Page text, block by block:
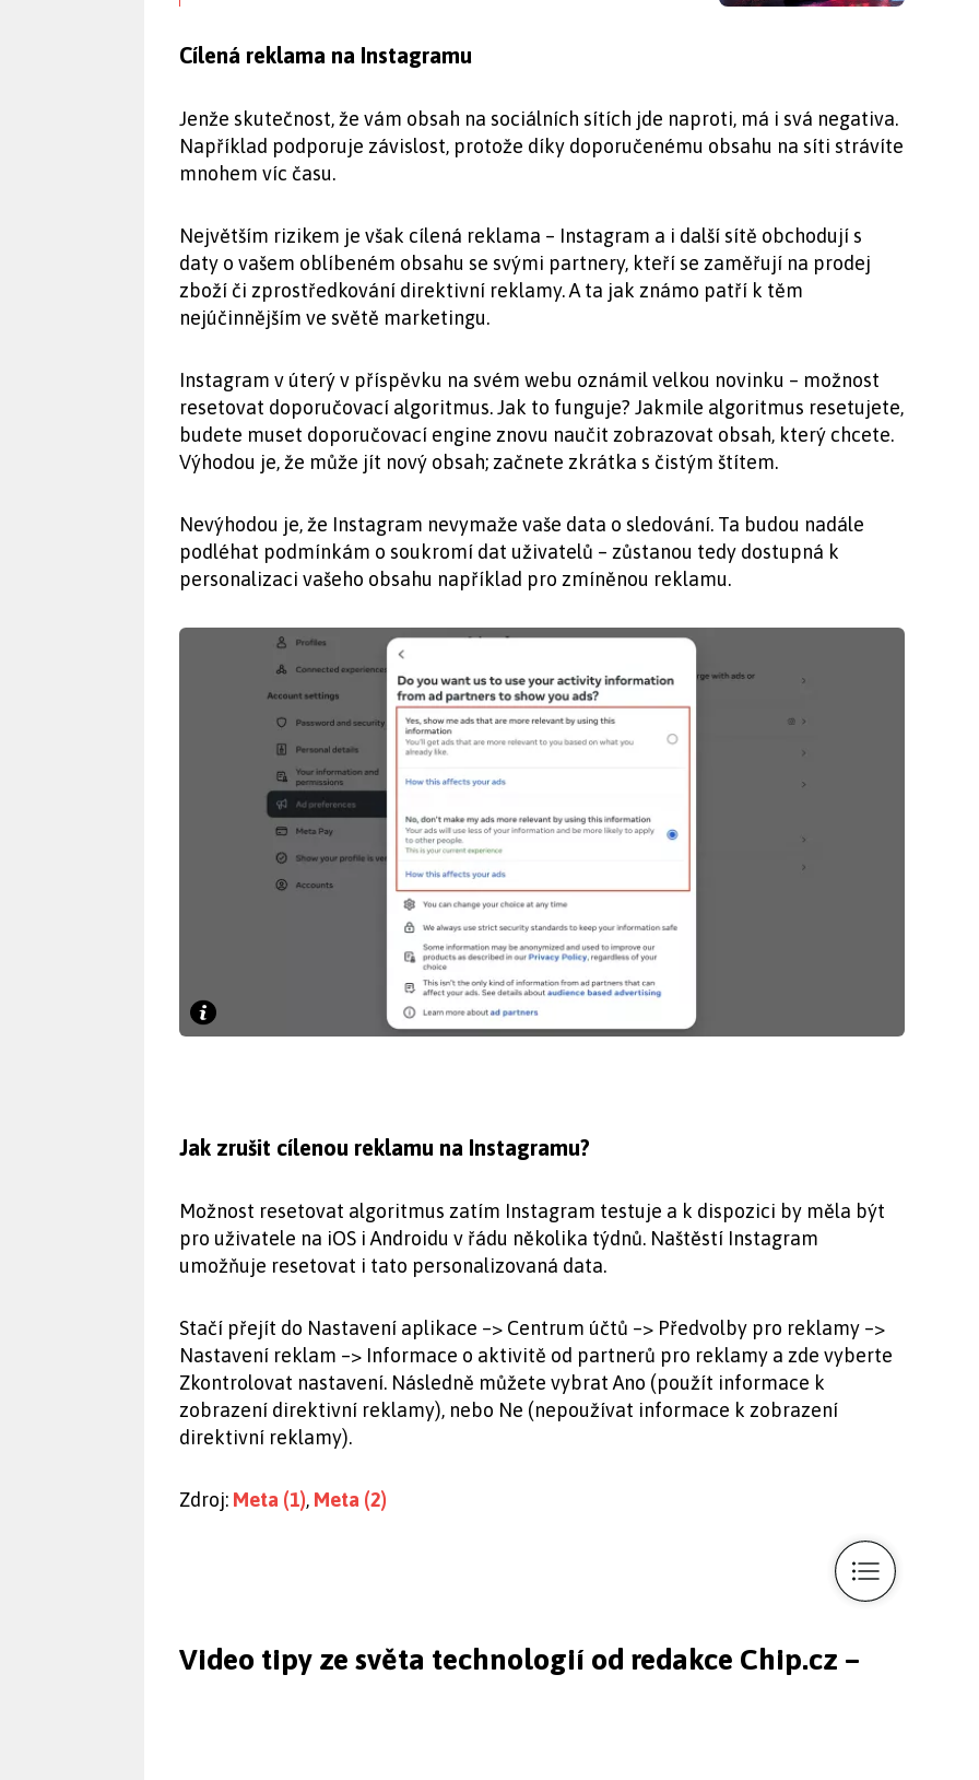
Cílená reklama na Instagramu
Jenže skutečnost, že vám obsah na sociálních sítích jde naproti, má i svá negativa.
Například podporuje závislost, protože díky doporučenému obsahu na síti strávíte
mnohem víc času.
Největším rizikem je však cílená reklama – Instagram a i další sítě obchodují s
daty o vašem oblíbeném obsahu se svými partnery, kteří se zaměřují na prodej
zboží či zprostředkování direktivní reklamy. A ta jak známo patří k těm
nejúčinnějším ve světě marketingu.
Instagram v úterý v příspěvku na svém webu oznámil velkou novinku – možnost
resetovat doporučovací algoritmus. Jak to funguje? Jakmile algoritmus resetujete,
budete muset doporučovací engine znovu naučit zobrazovat obsah, který chcete.
Výhodou je, že může jít nový obsah; začnete zkrátka s čistým štítem.
Nevýhodou je, že Instagram nevymaže vaše data o sledování. Ta budou nadále
podléhat podmínkám o soukromí dat uživatelů – zůstanou tedy dostupná k
personalizaci vašeho obsahu například pro zmíněnou reklamu.
Jak zrušit cílenou reklamu na Instagramu?
Možnost resetovat algoritmus zatím Instagram testuje a k dispozici by měla být
pro uživatele na iOS i Androidu v řádu několika týdnů. Naštěstí Instagram
umožňuje resetovat i tato personalizovaná data.
Stačí přejít do Nastavení aplikace –> Centrum účtů –> Předvolby pro reklamy –>
Nastavení reklam –> Informace o aktivitě od partnerů pro reklamy a zde vyberte
Zkontrolovat nastavení. Následně můžete vybrat Ano (použít informace k
zobrazení direktivní reklamy), nebo Ne (nepoužívat informace k zobrazení
direktivní reklamy).
Zdroj: Meta (1), Meta (2)
Video tipy ze světa technologií od redakce Chip.cz –